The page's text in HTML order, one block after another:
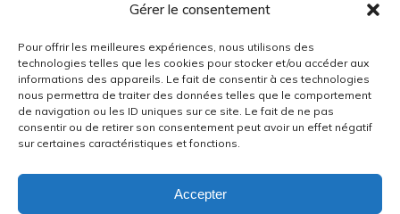
Gérer le consentement
Pour offrir les meilleures expériences, nous utilisons des
technologies telles que les cookies pour stocker et/ou accéder aux
informations des appareils. Le fait de consentir à ces technologies
nous permettra de traiter des données telles que le comportement
de navigation ou les ID uniques sur ce site. Le fait de ne pas
consentir ou de retirer son consentement peut avoir un effet négatif
sur certaines caractéristiques et fonctions.
Accepter
RENDEZ-VOUS
© 2022 – 2026Autour du Feu 77
RGPD